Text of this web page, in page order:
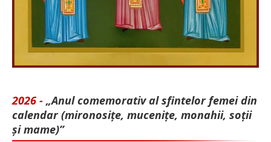
2026 - „Anul comemorativ al sfintelor femei din
calendar (mironosițe, mu­cenițe, monahii, soții
și mame)”